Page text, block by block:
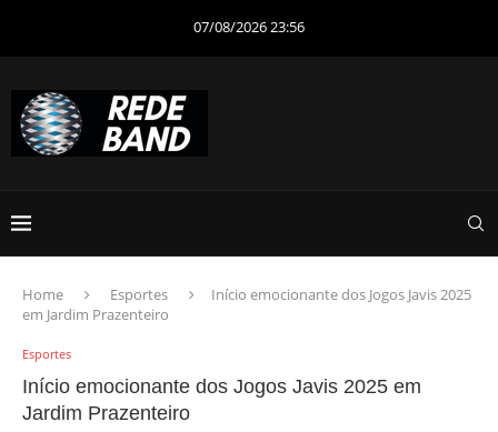
07/08/2026 23:56
Home Esportes
Início emocionante dos Jogos Javis 2025
em Jardim Prazenteiro
Esportes
Início emocionante dos Jogos Javis 2025 em
Jardim Prazenteiro